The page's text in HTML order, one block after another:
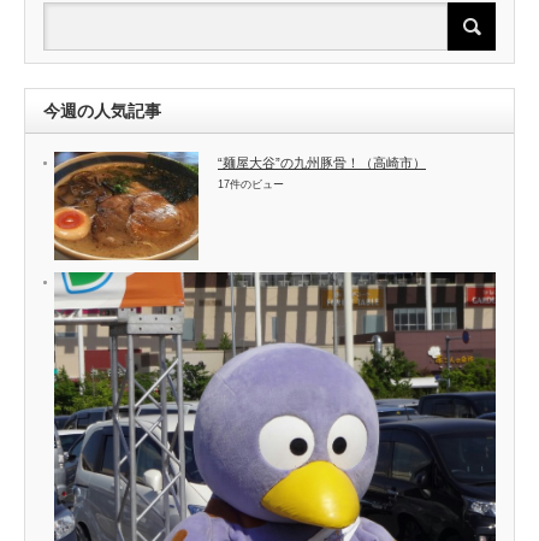
今週の人気記事
“麺屋大谷”の九州豚骨！（高崎市）
17件のビュー